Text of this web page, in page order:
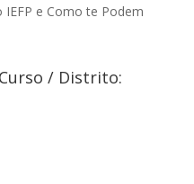
IEFP e Como te Podem
/ Distrito: